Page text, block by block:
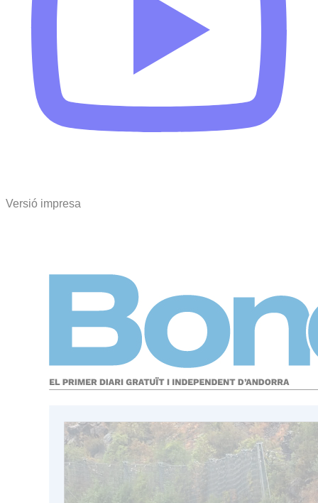
Versió impresa